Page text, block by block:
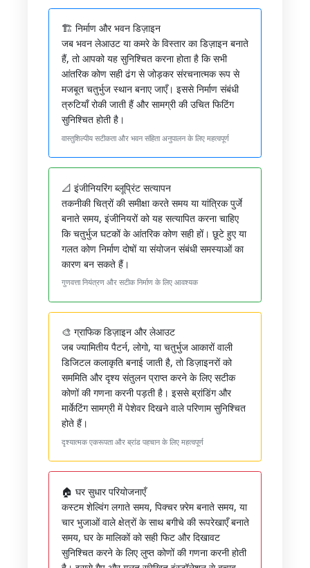
🏗️ निर्माण और भवन डिज़ाइन
जब भवन लेआउट या कमरे के विस्तार का डिज़ाइन बनाते
हैं, तो आपको यह सुनिश्चित करना होता है कि सभी
आंतरिक कोण सही ढंग से जोड़कर संरचनात्मक रूप से
मजबूत चतुर्भुज स्थान बनाए जाएँ। इससे निर्माण संबंधी
त्रुटियाँ रोकी जाती हैं और सामग्री की उचित फिटिंग
सुनिश्चित होती है।
वास्तुशिल्पीय सटीकता और भवन संहिता अनुपालन के लिए महत्वपूर्ण
📐 इंजीनियरिंग ब्लूप्रिंट सत्यापन
तकनीकी चित्रों की समीक्षा करते समय या यांत्रिक पुर्जे
बनाते समय, इंजीनियरों को यह सत्यापित करना चाहिए
कि चतुर्भुज घटकों के आंतरिक कोण सही हों। छूटे हुए या
गलत कोण निर्माण दोषों या संयोजन संबंधी समस्याओं का
कारण बन सकते हैं।
गुणवत्ता नियंत्रण और सटीक निर्माण के लिए आवश्यक
🎨 ग्राफिक डिज़ाइन और लेआउट
जब ज्यामितीय पैटर्न, लोगो, या चतुर्भुज आकारों वाली
डिजिटल कलाकृति बनाई जाती है, तो डिज़ाइनरों को
सममिति और दृश्य संतुलन प्राप्त करने के लिए सटीक
कोणों की गणना करनी पड़ती है। इससे ब्रांडिंग और
मार्केटिंग सामग्री में पेशेवर दिखने वाले परिणाम सुनिश्चित
होते हैं।
दृश्यात्मक एकरूपता और ब्रांड पहचान के लिए महत्वपूर्ण
🏠 घर सुधार परियोजनाएँ
कस्टम शेल्विंग लगाते समय, पिक्चर फ़्रेम बनाते समय, या
चार भुजाओं वाले क्षेत्रों के साथ बगीचे की रूपरेखाएँ बनाते
समय, घर के मालिकों को सही फिट और दिखावट
सुनिश्चित करने के लिए लुप्त कोणों की गणना करनी होती